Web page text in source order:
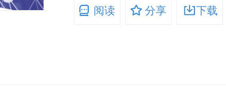
阅读 分享 下载